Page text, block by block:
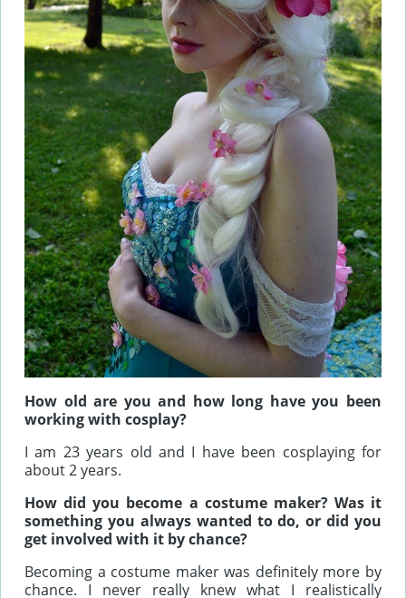
How old are you and how long have you been
working with cosplay?
I am 23 years old and I have been cosplaying for
about 2 years.
How did you become a costume maker? Was it
something you always wanted to do, or did you
get involved with it by chance?
Becoming a costume maker was definitely more by
chance. I never really knew what I realistically